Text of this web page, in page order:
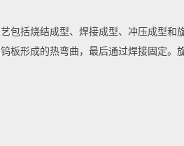
包括烧结成型、焊接成型、冲压成型和
板形成的热弯曲，最后通过焊接固定。